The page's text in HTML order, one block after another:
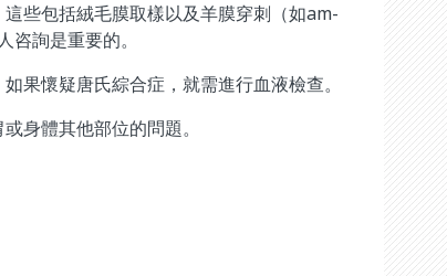
些包括絨毛膜取樣以及羊膜穿刺（如am-
詢是重要的。
果懷疑唐氏綜合症，就需進行血液檢查。
身體其他部位的問題。